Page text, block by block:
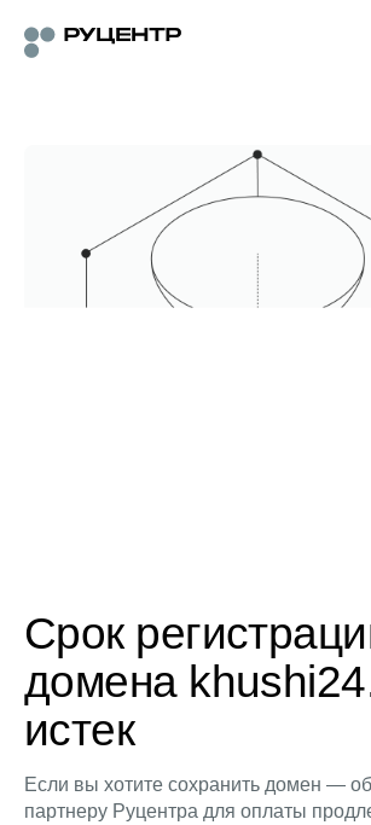
Срок
домена
истек
Если вы хотите сохранить домен —
партнеру Руцентра для оплаты